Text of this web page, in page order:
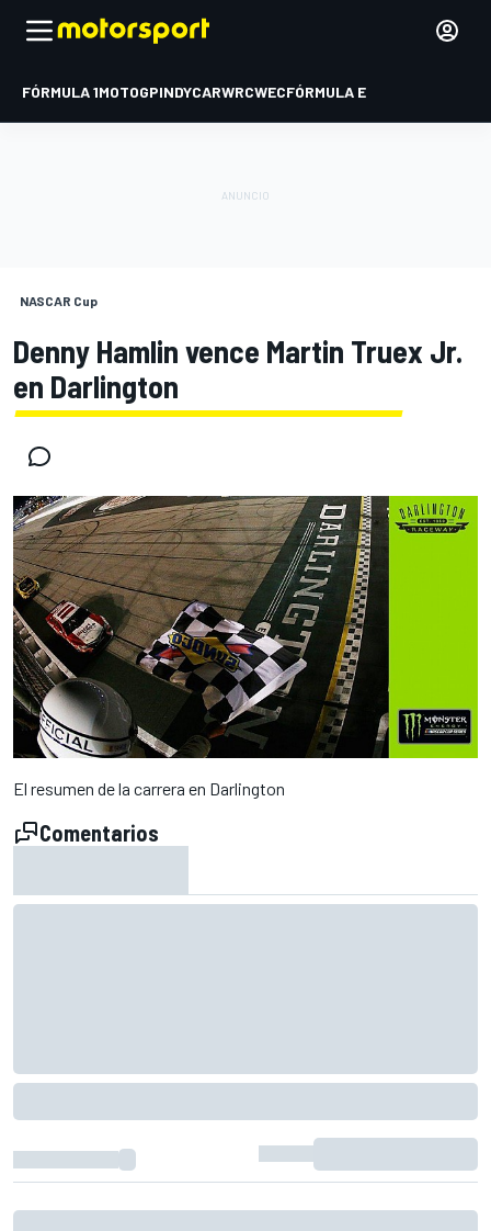
FÓRMULA 1MOTOGPINDYCARWRCWECFÓRMULA E
NASCAR Cup
Denny Hamlin vence Martin Truex Jr.
en Darlington
El resumen de la carrera en Darlington
Comentarios